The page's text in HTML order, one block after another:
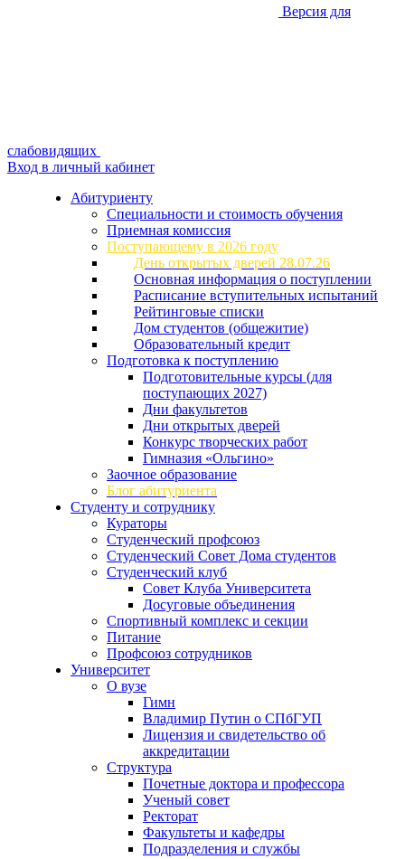
Версия для
слабовидящих
Вход в личный кабинет
Абитуриенту
Специальности и стоимость обучения
Приемная комиссия
Поступающему в 2026 году
День открытых дверей 28.07.26
Основная информация о поступлении
Расписание вступительных испытаний
Рейтинговые списки
Дом студентов (общежитие)
Образовательный кредит
Подготовка к поступлению
Подготовительные курсы (для
поступающих 2027)
Дни факультетов
Дни открытых дверей
Конкурс творческих работ
Гимназия «Ольгино»
Заочное образование
Блог абитуриента
Студенту и сотруднику
Кураторы
Студенческий профсоюз
Студенческий Совет Дома студентов
Студенческий клуб
Совет Клуба Университета
Досуговые объединения
Спортивный комплекс и секции
Питание
Профсоюз сотрудников
Университет
О вузе
Гимн
Владимир Путин о СПбГУП
Лицензия и свидетельство об
аккредитации
Структура
Почетные доктора и профессора
Ученый совет
Ректорат
Факультеты и кафедры
Подразделения и службы